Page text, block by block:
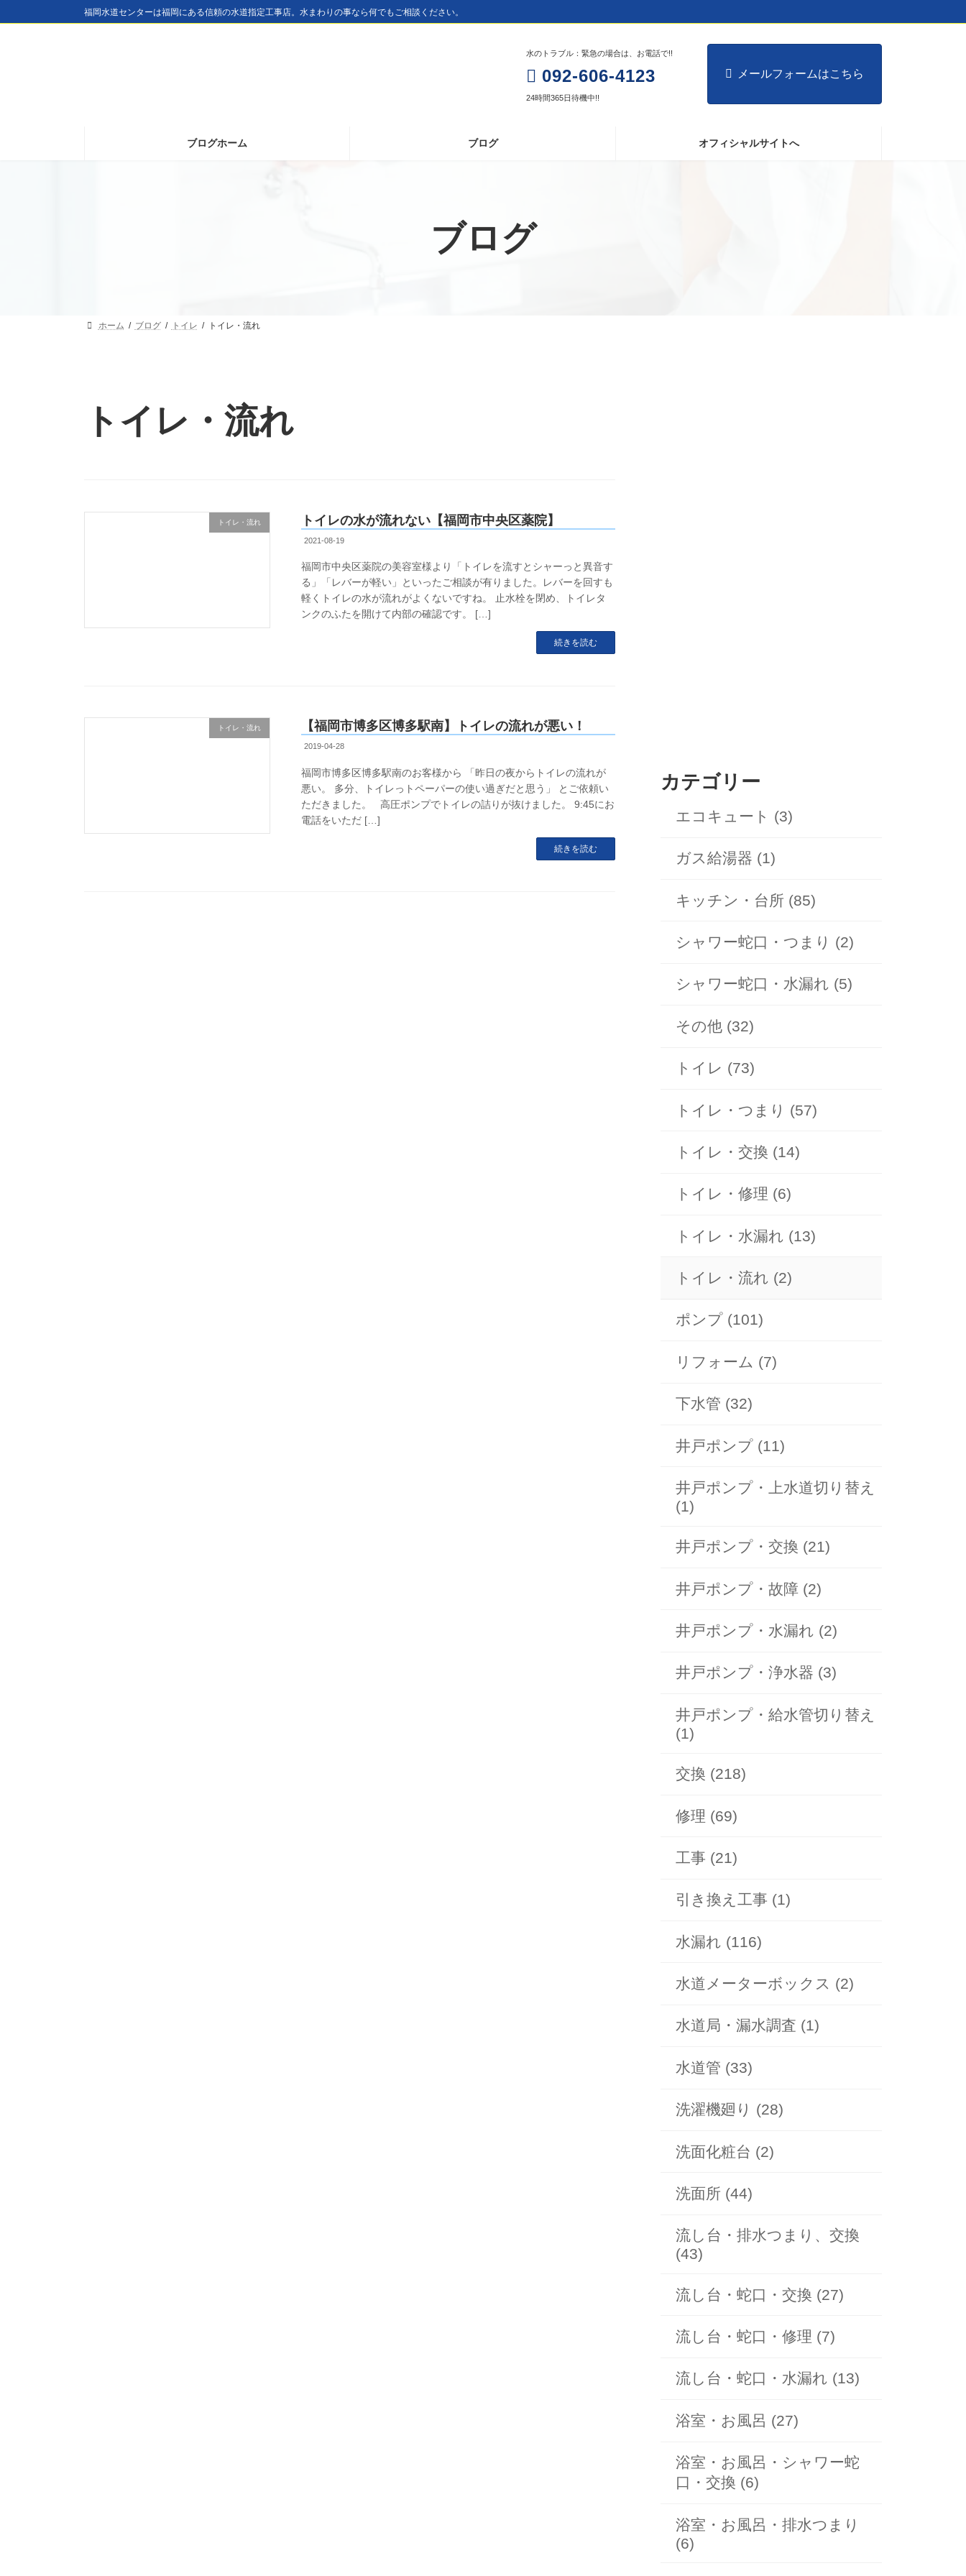
福岡水道センターは福岡にある信頼の水道指定工事店。水まわりの事なら何でもご相談ください。
水のトラブル：緊急の場合は、お電話で!!
092-606-4123
24時間365日待機中!!
メールフォームはこちら
ブログホーム ブログ オフィシャルサイトへ
ブログ
ホーム ブログ トイレ トイレ・流れ
トイレ・流れ
トイレ・流れ トイレの水が流れない【福岡市中央区薬院】
2021-08-19
福岡市中央区薬院の美容室様より「トイレを流すとシャーっと異音す
る」「レバーが軽い」といったご相談が有りました。レバーを回すも
軽くトイレの水が流れがよくないですね。 止水栓を閉め、トイレタ
ンクのふたを開けて内部の確認です。 […]
続きを読む
トイレ・流れ 【福岡市博多区博多駅南】トイレの流れが悪い！
2019-04-28
福岡市博多区博多駅南のお客様から 「昨日の夜からトイレの流れが
悪い。 多分、トイレっトペーパーの使い過ぎだと思う」 とご依頼い
ただきました。 高圧ポンプでトイレの詰りが抜けました。 9:45にお
電話をいただ […]
続きを読む
カテゴリー
エコキュート (3)
ガス給湯器 (1)
キッチン・台所 (85)
シャワー蛇口・つまり (2)
シャワー蛇口・水漏れ (5)
その他 (32)
トイレ (73)
トイレ・つまり (57)
トイレ・交換 (14)
トイレ・修理 (6)
トイレ・水漏れ (13)
トイレ・流れ (2)
ポンプ (101)
リフォーム (7)
下水管 (32)
井戸ポンプ (11)
井戸ポンプ・上水道切り替え
(1)
井戸ポンプ・交換 (21)
井戸ポンプ・故障 (2)
井戸ポンプ・水漏れ (2)
井戸ポンプ・浄水器 (3)
井戸ポンプ・給水管切り替え
(1)
交換 (218)
修理 (69)
工事 (21)
引き換え工事 (1)
水漏れ (116)
水道メーターボックス (2)
水道局・漏水調査 (1)
水道管 (33)
洗濯機廻り (28)
洗面化粧台 (2)
洗面所 (44)
流し台・排水つまり、交換
(43)
流し台・蛇口・交換 (27)
流し台・蛇口・修理 (7)
流し台・蛇口・水漏れ (13)
浴室・お風呂 (27)
浴室・お風呂・シャワー蛇
口・交換 (6)
浴室・お風呂・排水つまり
(6)